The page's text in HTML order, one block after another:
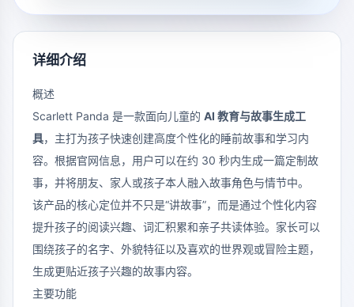
详细介绍
概述
Scarlett Panda 是一款面向儿童的 AI 教育与故事生成工
具，主打为孩子快速创建高度个性化的睡前故事和学习内
容。根据官网信息，用户可以在约 30 秒内生成一篇定制故
事，并将朋友、家人或孩子本人融入故事角色与情节中。
该产品的核心定位并不只是“讲故事”，而是通过个性化内容
提升孩子的阅读兴趣、词汇积累和亲子共读体验。家长可以
围绕孩子的名字、外貌特征以及喜欢的世界观或冒险主题，
生成更贴近孩子兴趣的故事内容。
主要功能